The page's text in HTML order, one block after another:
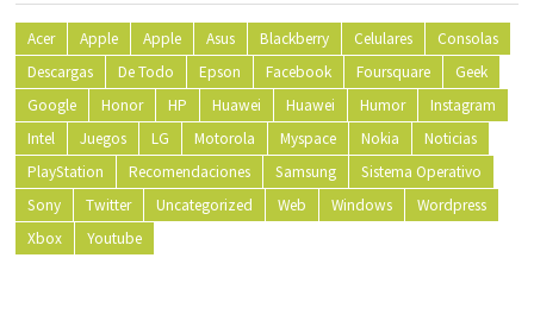
Acer Apple Apple Asus Blackberry Celulares
Consolas
Descargas
De Todo Epson Facebook Foursquare
Geek
Google
Honor HP Huawei Huawei Humor
Instagram
Intel
Juegos LG Motorola Myspace Nokia
Noticias
PlayStation
Recomendaciones Samsung
Sistema Operativo
Sony
Twitter Uncategorized Web Windows
Wordpress
Xbox
Youtube